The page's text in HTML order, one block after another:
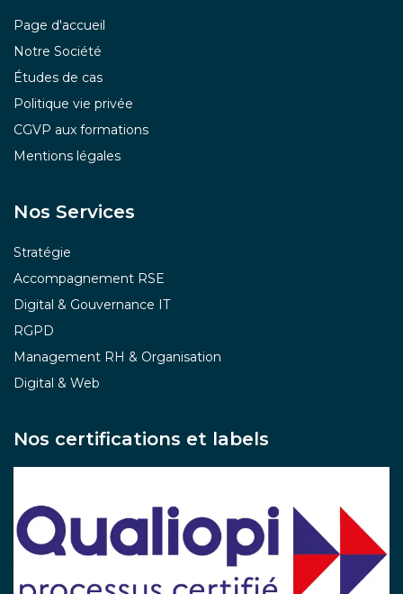
Page d'accueil
Notre Société
Études de cas
Politique vie privée
CGVP aux formations
Mentions légales
Nos Services
Stratégie
Accompagnement RSE
Digital & Gouvernance IT
RGPD
Management RH & Organisation
Digital & Web
Nos certifications et labels